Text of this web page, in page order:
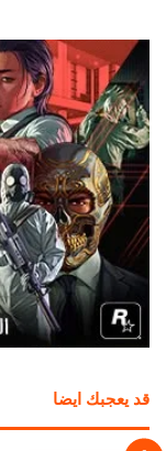
قد يعجبك ايضا